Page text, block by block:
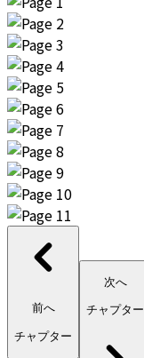
前へ
チャプター
次へ
チャプター